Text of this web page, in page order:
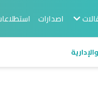
اصدارات